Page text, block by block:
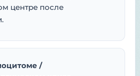
центре после
/